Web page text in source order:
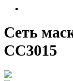
Сеть
СС3015